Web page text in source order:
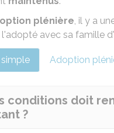
plénière, il y a
l'adopté avec sa famille d'
Adoption
conditions doit
?